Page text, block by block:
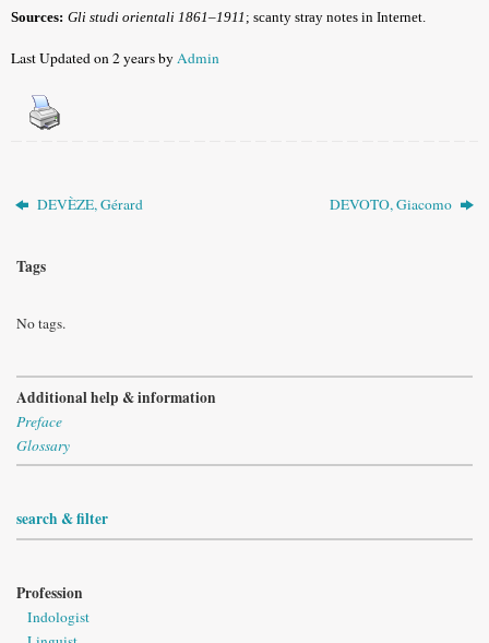
Sources: Gli studi orientali 1861–1911 ; scanty stray notes in Internet.
Last Updated on 2 years byAdmin
DEVÈZE, Gérard DEVOTO, Giacomo
Tags
No tags.
Additional help & information
Preface
Glossary
search & filter
Profession
Indologist